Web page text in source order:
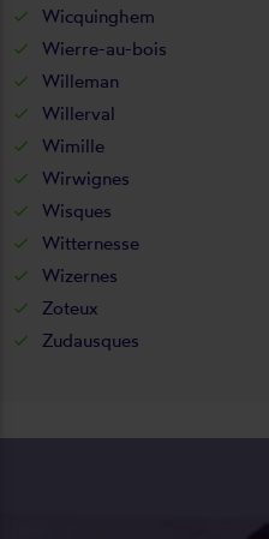
Wicquinghem
Wierre-au-bois
Willeman
Willerval
Wimille
Wirwignes
Wisques
Witternesse
Wizernes
Zoteux
Zudausques